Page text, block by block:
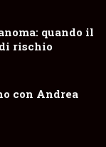
quando il
rischio
con Andrea